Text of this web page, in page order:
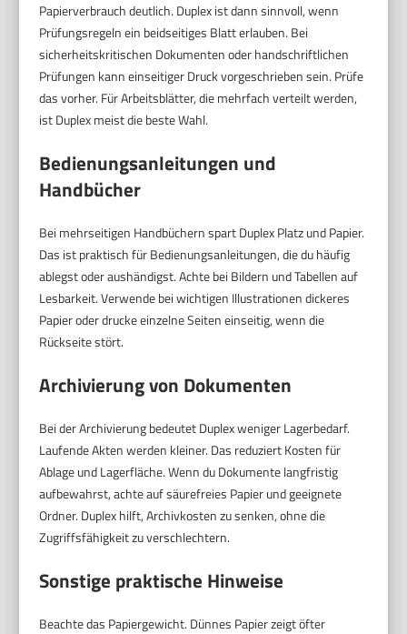
Papierverbrauch deutlich. Duplex ist dann sinnvoll, wenn
Prüfungsregeln ein beidseitiges Blatt erlauben. Bei
sicherheitskritischen Dokumenten oder handschriftlichen
Prüfungen kann einseitiger Druck vorgeschrieben sein. Prüfe
das vorher. Für Arbeitsblätter, die mehrfach verteilt werden,
ist Duplex meist die beste Wahl.
Bedienungsanleitungen und
Handbücher
Bei mehrseitigen Handbüchern spart Duplex Platz und Papier.
Das ist praktisch für Bedienungsanleitungen, die du häufig
ablegst oder aushändigst. Achte bei Bildern und Tabellen auf
Lesbarkeit. Verwende bei wichtigen Illustrationen dickeres
Papier oder drucke einzelne Seiten einseitig, wenn die
Rückseite stört.
Archivierung von Dokumenten
Bei der Archivierung bedeutet Duplex weniger Lagerbedarf.
Laufende Akten werden kleiner. Das reduziert Kosten für
Ablage und Lagerfläche. Wenn du Dokumente langfristig
aufbewahrst, achte auf säurefreies Papier und geeignete
Ordner. Duplex hilft, Archivkosten zu senken, ohne die
Zugriffsfähigkeit zu verschlechtern.
Sonstige praktische Hinweise
Beachte das Papiergewicht. Dünnes Papier zeigt öfter